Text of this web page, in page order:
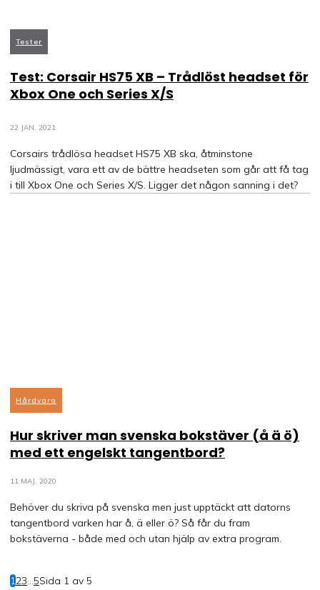
Tester
Test: Corsair HS75 XB – Trådlöst headset för
Xbox One och Series X/S
22 JAN, 2021
Corsairs trådlösa headset HS75 XB ska, åtminstone
ljudmässigt, vara ett av de bättre headseten som går att få tag
i till Xbox One och Series X/S. Ligger det någon sanning i det?
Hårdvara
Hur skriver man svenska bokstäver (å ä ö)
med ett engelskt tangentbord?
11 MAJ, 2020
Behöver du skriva på svenska men just upptäckt att datorns
tangentbord varken har å, ä eller ö? Så får du fram
bokstäverna - både med och utan hjälp av extra program.
123...5Sida 1 av 5